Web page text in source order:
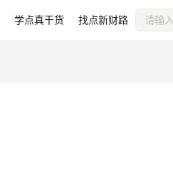
学点真干货 找点新财路